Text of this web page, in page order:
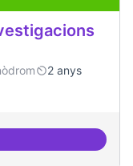
2 anys
recerca per